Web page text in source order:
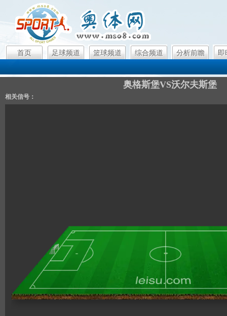
首页 足球频道 篮球频道 综合频道 分析前瞻 即
奥格斯堡VS沃尔夫斯堡
相关信号：